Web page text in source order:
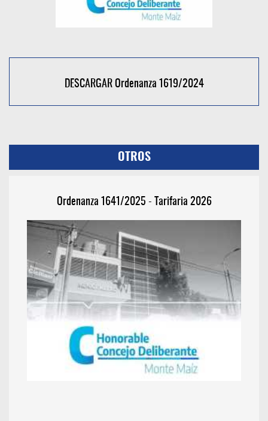
DESCARGAR Ordenanza 1619/2024
OTROS
Ordenanza 1641/2025 - Tarifaria 2026